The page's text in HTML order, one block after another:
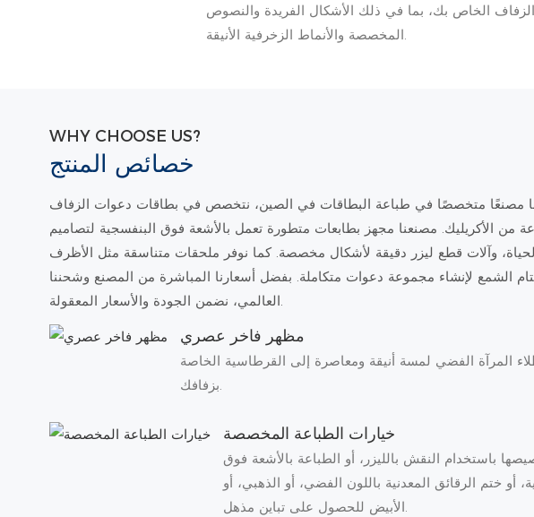
الزفاف الخاص بك، بما في ذلك الأشكال الفريدة والنصوص
WHY CHOOSE US?
خصائص المنتج
مصنعًا متخصصًا في طباعة البطاقات في الصين، نتخصص في بطاقات دعوات الزفاف
من الأكريليك. مصنعنا مجهز بطابعات متطورة تعمل بالأشعة فوق البنفسجية لتصاميم
وآلات قطع ليزر دقيقة لأشكال مخصصة. كما نوفر ملحقات متناسقة مثل الأظرف
الشمع لإنشاء مجموعة دعوات متكاملة. بفضل أسعارنا المباشرة من المصنع وشحننا
مظهر فاخر عصري
المرآة الفضي لمسة أنيقة ومعاصرة إلى القرطاسية الخاصة
بزفافك.
خيارات الطباعة المخصصة
باستخدام النقش بالليزر، أو الطباعة بالأشعة فوق
أو ختم الرقائق المعدنية باللون الفضي، أو الذهبي، أو
الأبيض للحصول على تباين مذهل.